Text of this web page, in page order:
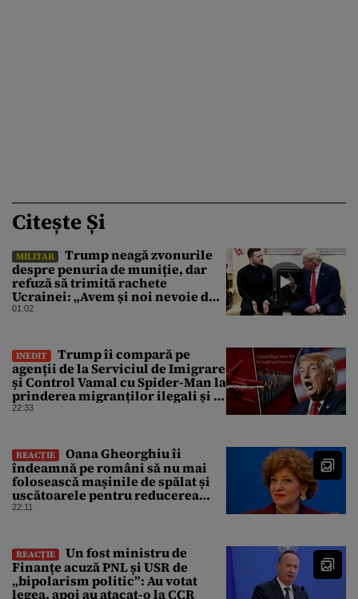
Citește Și
MILITAR
Trump neagă zvonurile
despre penuria de muniție, dar
refuză să trimită rachete
Ucrainei: „Avem și noi nevoie de
rachete”
01:02
INEDIT
Trump îi compară pe
agenții de la Serviciul de Imigrare
și Control Vamal cu Spider-Man la
prinderea migranților ilegali și a
infractorilor
22:33
REACȚIE
Oana Gheorghiu îi
îndeamnă pe români să nu mai
folosească mașinile de spălat și
uscătoarele pentru reducerea
consumului de energie
22:11
REACȚIE
Un fost ministru de
Finanțe acuză PNL și USR de
„bipolarism politic”: Au votat
legea, apoi au atacat-o la CCR